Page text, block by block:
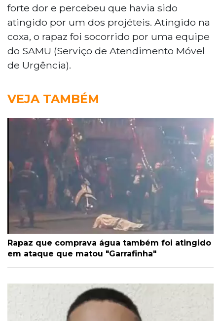
forte dor e percebeu que havia sido
atingido por um dos projéteis. Atingido na
coxa, o rapaz foi socorrido por uma equipe
do SAMU (Serviço de Atendimento Móvel
de Urgência).
VEJA TAMBÉM
Rapaz que comprava água também foi atingido
em ataque que matou "Garrafinha"